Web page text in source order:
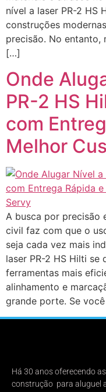
nível a laser PR-2 HS
construções
precisão. No entanto,
[…]
Onde
PR-2 HS
com
Melhor
A busca por precisão
civil faz com que o
seja cada vez mais
laser PR-2 HS Hilti se
ferramentas mais
alinhamento e
grande porte. Se
Há 30 anos oferecendo
construção para aluguel